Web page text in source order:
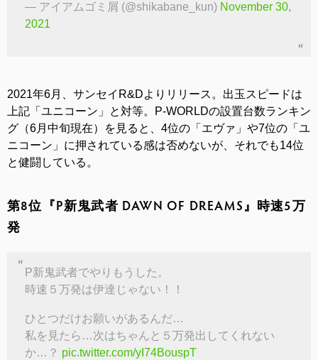
— アイアムゴミ屑 (@shikabane_kun) November 30,
2021
2021年6月、サンセイR&Dよりリリース。出玉スピードは
上記「ユニコーン」と対等。P-WORLDの設置台数ランキン
グ（6月中旬現在）を見ると、4位の「エヴァ」や7位の「ユ
ニコーン」に押されている感は否めないが、それでも14位
と健闘している。
第8位『P新鬼武者 DAWN OF DREAMS』時速5万
発
P新鬼武者でやりもうした。
時速５万発は伊達じゃない！！
ひとつだけお願いがあるんだ…
私を見たら…次はちゃんと５万発出してくれない
か…？ pic.twitter.com/yI74BouspT